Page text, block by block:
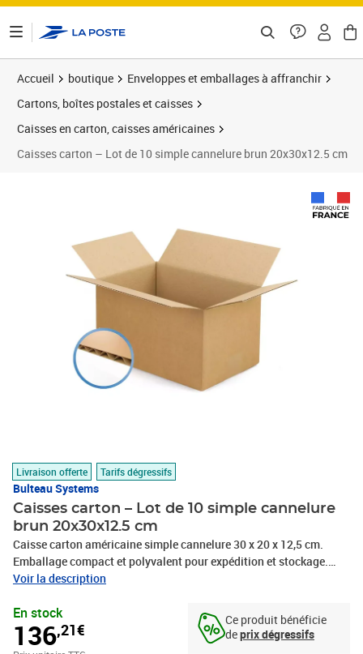
Accueil boutique
Enveloppes et emballages à affranchir
Cartons, boîtes postales et caisses
Caisses en carton, caisses américaines
Caisses carton – Lot de 10 simple cannelure brun 20x30x12.5 cm
Livraison offerte Tarifs dégressifs
Bulteau Systems
Caisses carton – Lot de 10 simple cannelure
brun 20x30x12.5 cm
Caisse carton américaine simple cannelure 30 x 20 x 12,5 cm.
Emballage compact et polyvalent pour expédition et stockage.
Idéale pour produits légers à moyens. Montage rapide, livrée à
américaine simple cannelure aux dimensions précises de 30 x 20 x
12,5 cm. Ce modèle standard offre une solution d'emballage
économique et efficace pour vos produits légers à moyennement
Voir la description
En stock
136,21€
Ce produit bénéficie
deprix dégressifs